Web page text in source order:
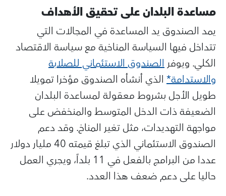
مساعدة البلدان على تحقيق الأهداف
يمد الصندوق يد المساعدة في المجالات التي
تتداخل فيها السياسة المناخية مع سياسة الاقتصاد
الكلي. ويوفرالصندوق الاستئماني للصلابة
والاستدامة* الذي أنشأه الصندوق مؤخرا تمويلا
طويل الأجل بشروط معقولة لمساعدة البلدان
الضعيفة ذات الدخل المتوسط والمنخفض على
مواجهة التهديدات، مثل تغير المناخ. وقد دعم
الصندوق الاستئماني الذي تبلغ قيمته 40 مليار دولار
عددا من البرامج بالفعل في 11 بلداً، ويجري العمل
حاليا على دعم ضعف هذا العدد.